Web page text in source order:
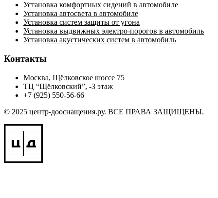
Установка комфортных сидений в автомобиле
Установка автосвета в автомобиле
Установка систем защиты от угона
Установка выдвижных электро-порогов в автомобиль
Установка акустических систем в автомобиль
Контакты
Москва, Щёлковское шоссе 75
ТЦ “Щёлковский”, -3 этаж
+7 (925) 550-56-66
© 2025 центр-дооснащения.ру. ВСЕ ПРАВА ЗАЩИЩЕНЫ.